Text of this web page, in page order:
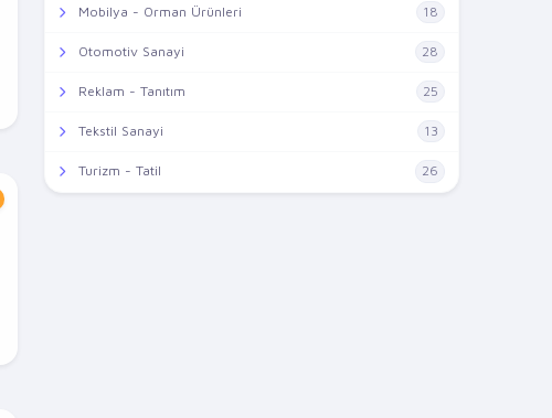
Mobilya - Orman Ürünleri 18
Otomotiv Sanayi 28
Reklam - Tanıtım 25
Tekstil Sanayi 13
Turizm - Tatil 26